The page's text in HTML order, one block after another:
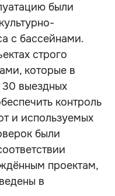
были
с бассейнами.
строго
которые в
выездных
контроль
и используемых
были
проектам,
в